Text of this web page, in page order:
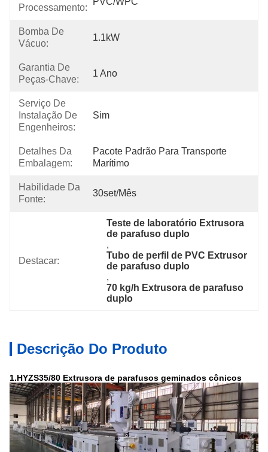
Processamento:
Bomba De
Vácuo:
1.1kW
Garantia De
Peças-Chave:
1 Ano
Serviço De
Instalação De
Engenheiros:
Sim
Detalhes Da
Embalagem:
Pacote Padrão Para Transporte
Marítimo
Habilidade Da
Fonte:
30set/mês
Destacar:
Teste de laboratório Extrusora
de parafuso duplo
,
Tubo de perfil de PVC Extrusor
de parafuso duplo
,
70 kg/h Extrusora de parafuso
duplo
Descrição Do Produto
1.HYZS35/80 Extrusora de parafusos geminados cônicos